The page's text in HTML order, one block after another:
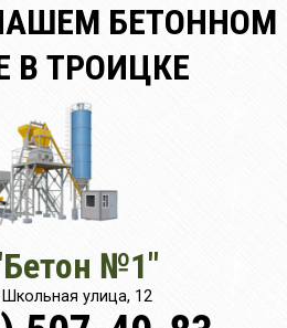
БЕТОННОМ
В ТРОИЦКЕ
№1"
улица, 12